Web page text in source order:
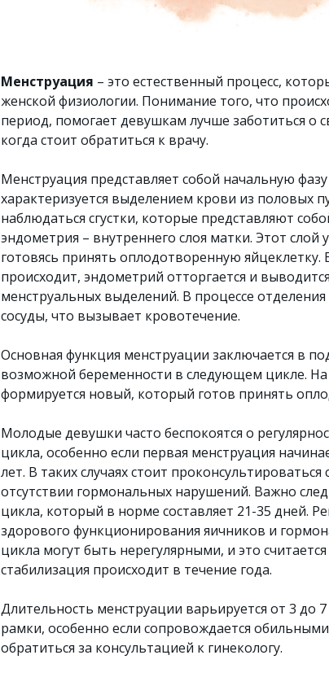
Менструация – это естественный процесс,
женской физиологии. Понимание того, что
период, помогает девушкам лучше заботиться о
когда стоит обратиться к врачу.
Менструация представляет собой начальную
характеризуется выделением крови из половых
наблюдаться сгустки, которые представляют
эндометрия – внутреннего слоя матки. Этот слой
готовясь принять оплодотворенную яйцеклетку.
происходит, эндометрий отторгается и
менструальных выделений. В процессе
сосуды, что вызывает кровотечение.
Основная функция менструации заключается в
возможной беременности в следующем цикле. На
формируется новый, который готов принять
Молодые девушки часто беспокоятся о
цикла, особенно если первая менструация
лет. В таких случаях стоит
отсутствии гормональных нарушений. Важно
цикла, который в норме составляет 21-35 дней.
здорового функционирования яичников и
цикла могут быть нерегулярными, и это
стабилизация происходит в течение года.
Длительность менструации варьируется от 3 до
рамки, особенно если сопровождается
обратиться за консультацией к гинекологу.